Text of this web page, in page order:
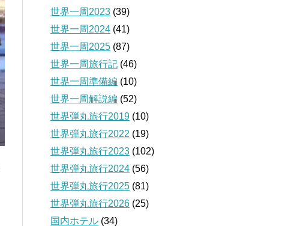
世界一周2023 (39)
世界一周2024 (41)
世界一周2025 (87)
世界一周旅行記 (46)
世界一周準備編 (10)
世界一周解説編 (52)
世界弾丸旅行2019 (10)
世界弾丸旅行2022 (19)
世界弾丸旅行2023 (102)
世界弾丸旅行2024 (56)
世界弾丸旅行2025 (81)
世界弾丸旅行2026 (25)
国内ホテル (34)